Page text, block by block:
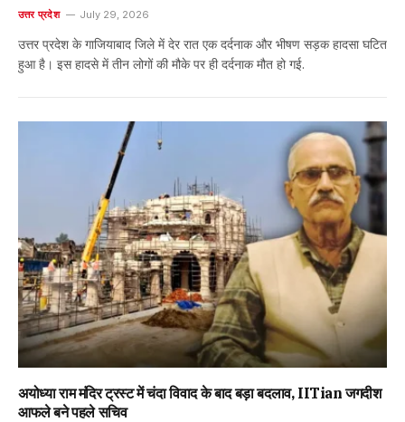
उत्तर प्रदेश July 29, 2026
उत्तर प्रदेश के गाजियाबाद जिले में देर रात एक दर्दनाक और भीषण सड़क हादसा घटित
हुआ है। इस हादसे में तीन लोगों की मौके पर ही दर्दनाक मौत हो गई.
अयोध्या राम मंदिर ट्रस्ट में चंदा विवाद के बाद बड़ा बदलाव, IITian जगदीश
आफले बने पहले सचिव